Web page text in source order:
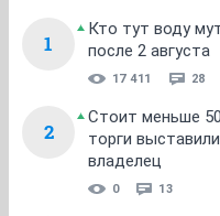
1
Кто тут воду
после 2 августа
17 411 28
2
Стоит меньше
торги
владелец
0 13